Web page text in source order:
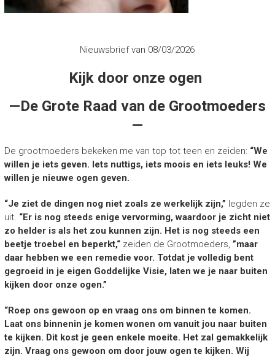
Nieuwsbrief van 08/03/2026
Kijk door onze ogen
—De Grote Raad van de Grootmoeders
—
De grootmoeders bekeken me van top tot teen en zeiden: “We
willen je iets geven. Iets nuttigs, iets moois en iets leuks! We
willen je nieuwe ogen geven.
“Je ziet de dingen nog niet zoals ze werkelijk zijn,” legden ze
uit. “Er is nog steeds enige vervorming, waardoor je zicht niet
zo helder is als het zou kunnen zijn. Het is nog steeds een
beetje troebel en beperkt,“ zeiden de Grootmoeders, ”maar
daar hebben we een remedie voor. Totdat je volledig bent
gegroeid in je eigen Goddelijke Visie, laten we je naar buiten
kijken door onze ogen.”
“Roep ons gewoon op en vraag ons om binnen te komen.
Laat ons binnenin je komen wonen om vanuit jou naar buiten
te kijken. Dit kost je geen enkele moeite. Het zal gemakkelijk
zijn. Vraag ons gewoon om door jouw ogen te kijken. Wij